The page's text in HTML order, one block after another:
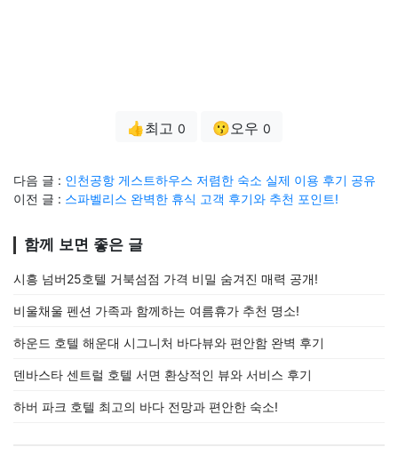
👍최고 0 😗오우 0
다음 글 : 인천공항 게스트하우스 저렴한 숙소 실제 이용 후기 공유
이전 글 : 스파벨리스 완벽한 휴식 고객 후기와 추천 포인트!
함께 보면 좋은 글
시흥 넘버25호텔 거북섬점 가격 비밀 숨겨진 매력 공개!
비울채울 펜션 가족과 함께하는 여름휴가 추천 명소!
하운드 호텔 해운대 시그니처 바다뷰와 편안함 완벽 후기
덴바스타 센트럴 호텔 서면 환상적인 뷰와 서비스 후기
하버 파크 호텔 최고의 바다 전망과 편안한 숙소!